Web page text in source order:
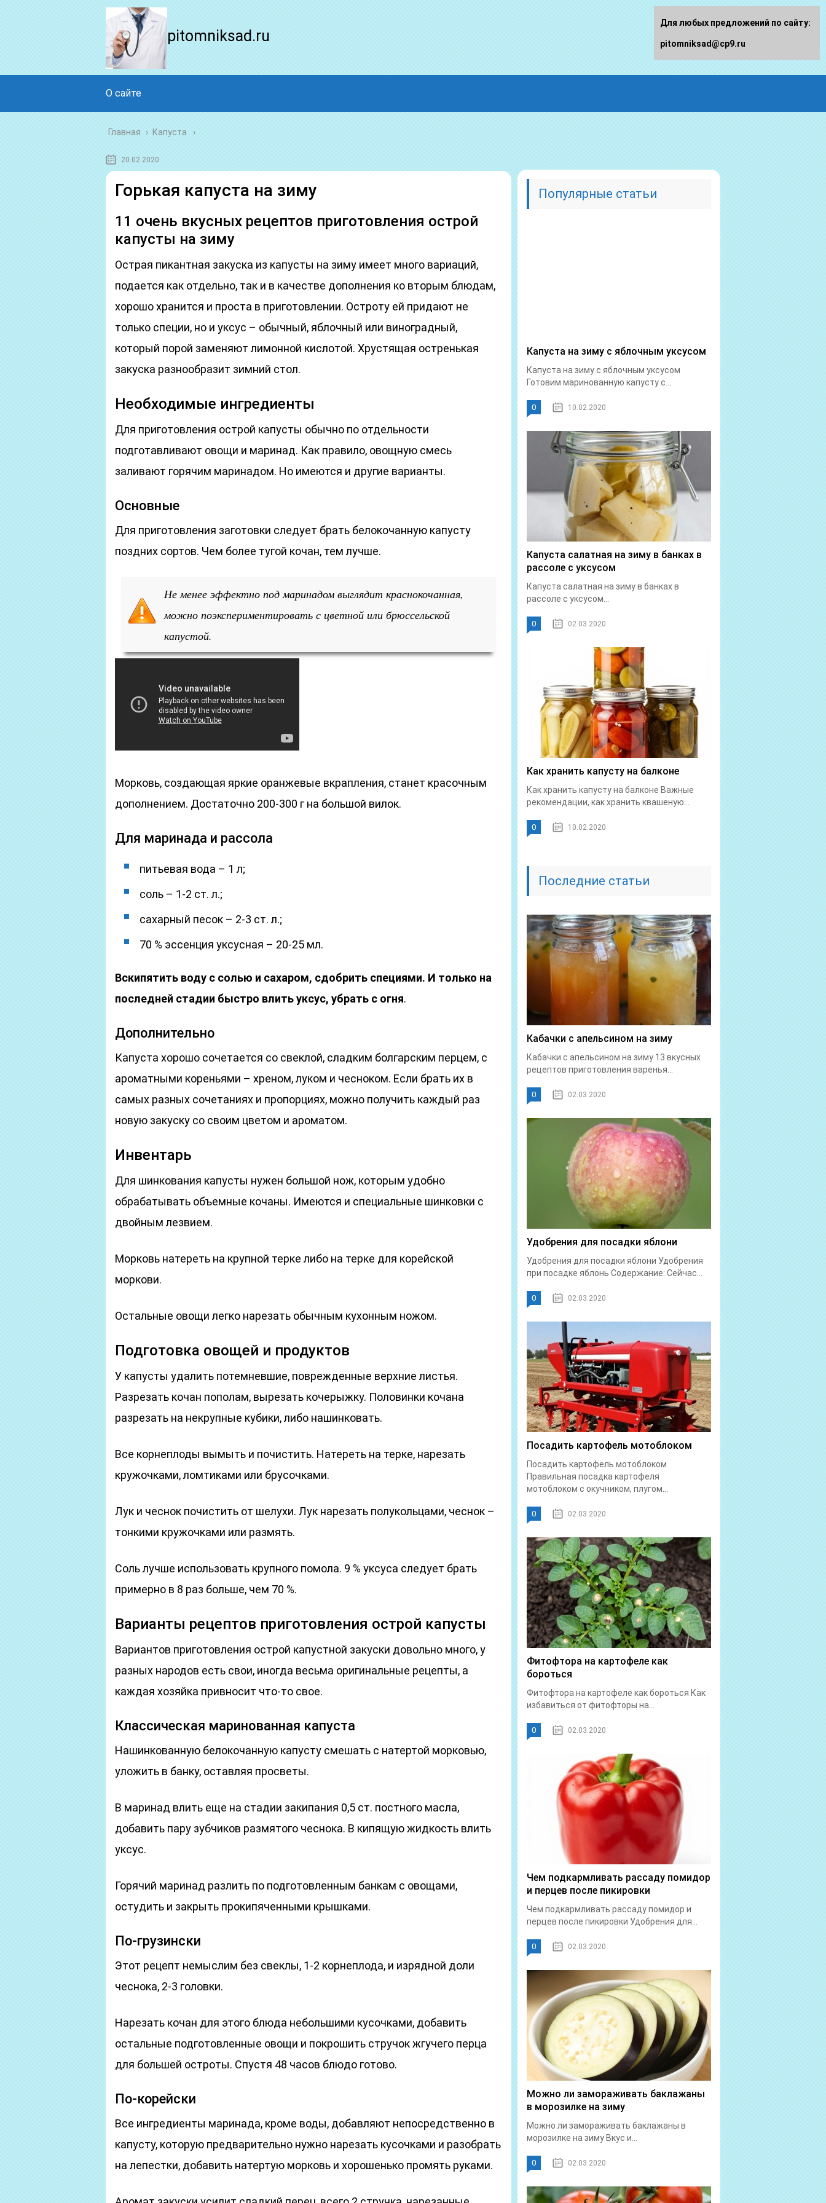
pitomniksad.ru
О сайте
Главная › Капуста
20.02.2020
Горькая капуста на зиму
11 очень вкусных рецептов приготовления острой
капусты на зиму
Острая пикантная закуска из капусты на зиму имеет много вариаций,
подается как отдельно, так и в качестве дополнения ко вторым блюдам,
хорошо хранится и проста в приготовлении. Остроту ей придают не
только специи, но и уксус – обычный, яблочный или виноградный,
который порой заменяют лимонной кислотой. Хрустящая остренькая
закуска разнообразит зимний стол.
Необходимые ингредиенты
Для приготовления острой капусты обычно по отдельности
подготавливают овощи и маринад. Как правило, овощную смесь
заливают горячим маринадом. Но имеются и другие варианты.
Основные
Для приготовления заготовки следует брать белокочанную капусту
поздних сортов. Чем более тугой кочан, тем лучше.
Не менее эффектно под маринадом выглядит краснокочанная,
можно поэкспериментировать с цветной или брюссельской
капустой.
Морковь, создающая яркие оранжевые вкрапления, станет красочным
дополнением. Достаточно 200-300 г на большой вилок.
Для маринада и рассола
питьевая вода – 1 л;
соль – 1-2 ст. л.;
сахарный песок – 2-3 ст. л.;
70 % эссенция уксусная – 20-25 мл.
Вскипятить воду с солью и сахаром, сдобрить специями. И только на
последней стадии быстро влить уксус, убрать с огня.
Дополнительно
Капуста хорошо сочетается со свеклой, сладким болгарским перцем, с
ароматными кореньями – хреном, луком и чесноком. Если брать их в
самых разных сочетаниях и пропорциях, можно получить каждый раз
новую закуску со своим цветом и ароматом.
Инвентарь
Для шинкования капусты нужен большой нож, которым удобно
обрабатывать объемные кочаны. Имеются и специальные шинковки с
двойным лезвием.
Морковь натереть на крупной терке либо на терке для корейской
моркови.
Остальные овощи легко нарезать обычным кухонным ножом.
Подготовка овощей и продуктов
У капусты удалить потемневшие, поврежденные верхние листья.
Разрезать кочан пополам, вырезать кочерыжку. Половинки кочана
разрезать на некрупные кубики, либо нашинковать.
Все корнеплоды вымыть и почистить. Натереть на терке, нарезать
кружочками, ломтиками или брусочками.
Лук и чеснок почистить от шелухи. Лук нарезать полукольцами, чеснок –
тонкими кружочками или размять.
Соль лучше использовать крупного помола. 9 % уксуса следует брать
примерно в 8 раз больше, чем 70 %.
Варианты рецептов приготовления острой капусты
Вариантов приготовления острой капустной закуски довольно много, у
разных народов есть свои, иногда весьма оригинальные рецепты, а
каждая хозяйка привносит что-то свое.
Классическая маринованная капуста
Нашинкованную белокочанную капусту смешать с натертой морковью,
уложить в банку, оставляя просветы.
В маринад влить еще на стадии закипания 0,5 ст. постного масла,
добавить пару зубчиков размятого чеснока. В кипящую жидкость влить
уксус.
Горячий маринад разлить по подготовленным банкам с овощами,
остудить и закрыть прокипяченными крышками.
По-грузински
Этот рецепт немыслим без свеклы, 1-2 корнеплода, и изрядной доли
чеснока, 2-3 головки.
Нарезать кочан для этого блюда небольшими кусочками, добавить
остальные подготовленные овощи и покрошить стручок жгучего перца
для большей остроты. Спустя 48 часов блюдо готово.
По-корейски
Все ингредиенты маринада, кроме воды, добавляют непосредственно в
капусту, которую предварительно нужно нарезать кусочками и разобрать
на лепестки, добавить натертую морковь и хорошенько промять руками.
Популярные статьи
Капуста на зиму с яблочным уксусом
Капуста на зиму с яблочным уксусом
Готовим маринованную капусту с...
0 10.02.2020
Капуста салатная на зиму в банках в
рассоле с уксусом
Капуста салатная на зиму в банках в
рассоле с уксусом...
0 02.03.2020
Как хранить капусту на балконе
Как хранить капусту на балконе Важные
рекомендации, как хранить квашеную...
0 10.02.2020
Последние статьи
Кабачки с апельсином на зиму
Кабачки с апельсином на зиму 13 вкусных
рецептов приготовления варенья...
0 02.03.2020
Удобрения для посадки яблони
Удобрения для посадки яблони Удобрения
при посадке яблонь Содержание: Сейчас...
0 02.03.2020
Посадить картофель мотоблоком
Посадить картофель мотоблоком
Правильная посадка картофеля
мотоблоком с окучником, плугом...
0 02.03.2020
Фитофтора на картофеле как
бороться
Фитофтора на картофеле как бороться Как
избавиться от фитофторы на...
0 02.03.2020
Чем подкармливать рассаду помидор
и перцев после пикировки
Чем подкармливать рассаду помидор и
перцев после пикировки Удобрения для...
0 02.03.2020
Можно ли замораживать баклажаны
в морозилке на зиму
Можно ли замораживать баклажаны в
морозилке на зиму Вкус и...
0 02.03.2020
Для любых предложений по сайту:
pitomniksad@cp9.ru